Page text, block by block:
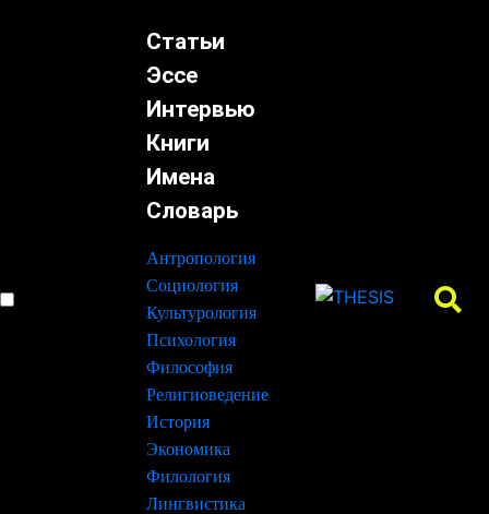
Статьи
Эссе
Интервью
Книги
Имена
Словарь
Антропология
Социология
Культурология
Психология
Философия
Религиоведение
История
Экономика
Филология
Лингвистика